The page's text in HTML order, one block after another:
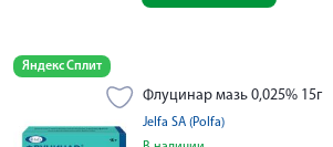
Яндекс Сплит
Флуцинар мазь 0,025% 15г
Jelfa SA (Polfa)